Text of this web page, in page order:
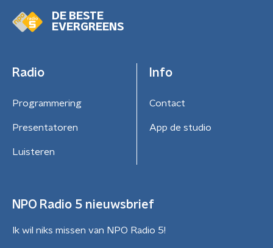
DE BESTE
EVERGREENS
Radio
Programmering
Presentatoren
Luisteren
Info
Contact
App de studio
NPO Radio 5 nieuwsbrief
Ik wil niks missen van NPO Radio 5!